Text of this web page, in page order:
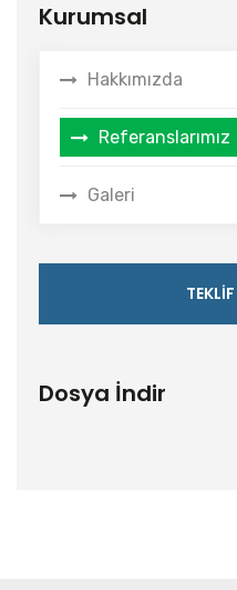
Kurumsal
Hakkımızda
Referanslarımız
Galeri
Dosya İndir